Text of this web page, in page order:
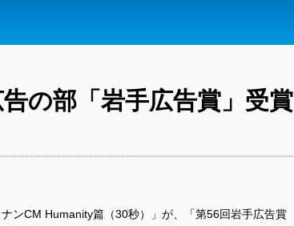
の部「岩手広告賞」受賞
ンCM Humanity篇（30秒）」が、「第56回岩手広告賞